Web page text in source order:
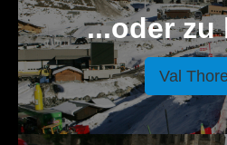
...oder zu
Val